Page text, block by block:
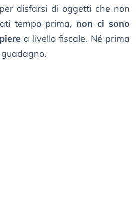
per disfarsi di oggetti che non
tempo prima, non ci sono
a livello fiscale. Né prima